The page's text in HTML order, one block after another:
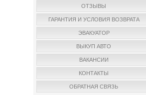
ОТЗЫВЫ
ГАРАНТИЯ И УСЛОВИЯ ВОЗВРАТА
ЭВАКУАТОР
ВЫКУП АВТО
ВАКАНСИИ
КОНТАКТЫ
ОБРАТНАЯ СВЯЗЬ